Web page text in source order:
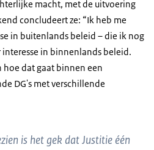
macht, met de uitvoering
concludeert ze: “Ik heb me
in buitenlands beleid – die ik nog
interesse in binnenlands beleid.
hoe dat gaat binnen een
DG's met verschillende
is het gek dat Justitie één